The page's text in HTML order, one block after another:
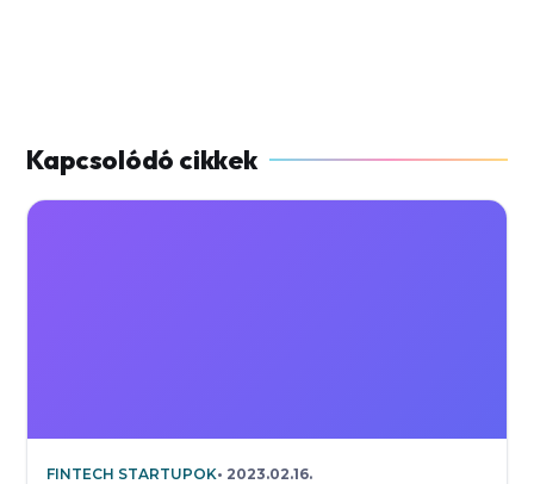
FINTECH STARTUPOK 2023.02.16.